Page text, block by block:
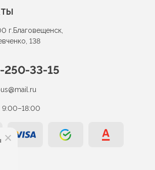
г.Благовещенск,
138
250-33-15
9:00–18:00